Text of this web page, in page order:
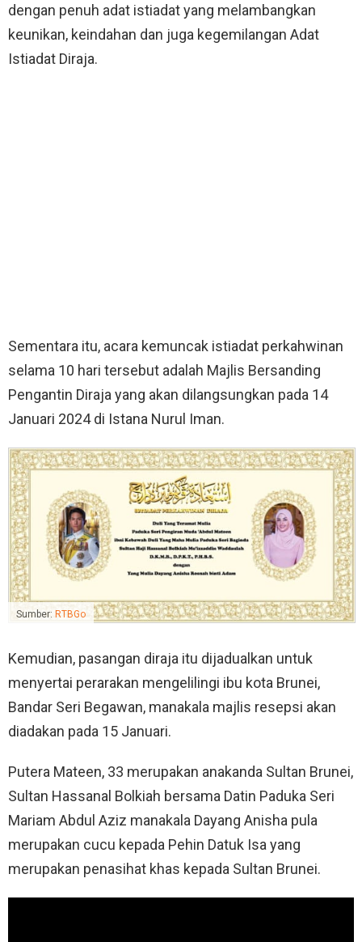
dengan penuh adat istiadat yang melambangkan
keunikan, keindahan dan juga kegemilangan Adat
Istiadat Diraja.
Sementara itu, acara kemuncak istiadat perkahwinan
selama 10 hari tersebut adalah Majlis Bersanding
Pengantin Diraja yang akan dilangsungkan pada 14
Januari 2024 di Istana Nurul Iman.
Sumber: RTBGo
Kemudian, pasangan diraja itu dijadualkan untuk
menyertai perarakan mengelilingi ibu kota Brunei,
Bandar Seri Begawan, manakala majlis resepsi akan
diadakan pada 15 Januari.
Putera Mateen, 33 merupakan anakanda Sultan Brunei,
Sultan Hassanal Bolkiah bersama Datin Paduka Seri
Mariam Abdul Aziz manakala Dayang Anisha pula
merupakan cucu kepada Pehin Datuk Isa yang
merupakan penasihat khas kepada Sultan Brunei.